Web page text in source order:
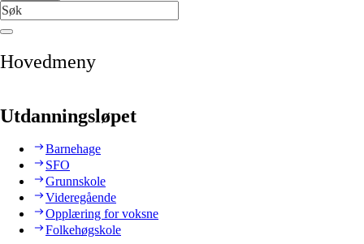
Hovedmeny
Utdanningsløpet
Barnehage
SFO
Grunnskole
Videregående
Opplæring for voksne
Folkehøgskole